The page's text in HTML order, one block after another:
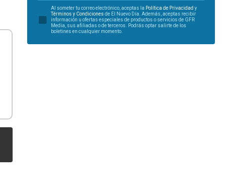
Al someter tu correo electrónico, aceptas la Política de Privacidad y
Términos y Condiciones de El Nuevo Día. Además, aceptas recibir
información u ofertas especiales de productos o servicios de GFR
Media, sus afiliadas o de terceros. Podrás optar salirte de los
boletines en cualquier momento.